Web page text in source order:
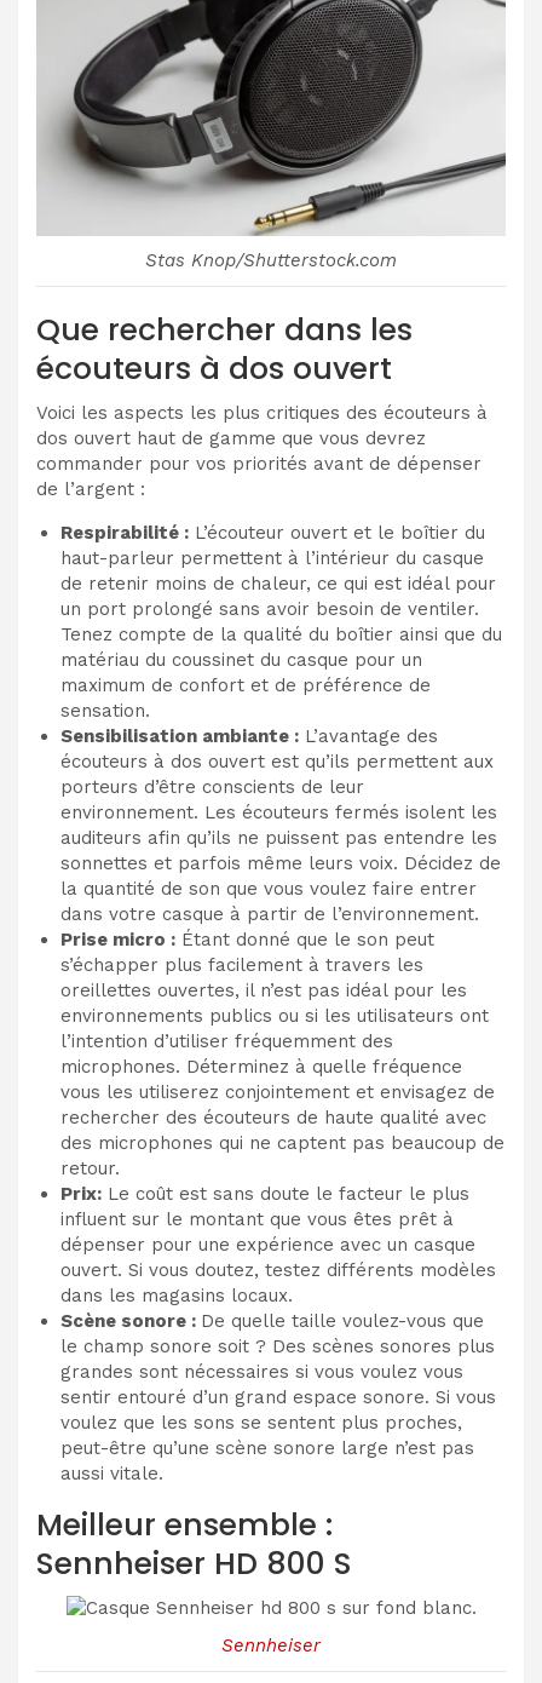
Stas Knop/Shutterstock.com
Que rechercher dans les
écouteurs à dos ouvert
Voici les aspects les plus critiques des écouteurs à
dos ouvert haut de gamme que vous devrez
commander pour vos priorités avant de dépenser
de l’argent :
Respirabilité : L’écouteur ouvert et le boîtier du
haut-parleur permettent à l’intérieur du casque
de retenir moins de chaleur, ce qui est idéal pour
un port prolongé sans avoir besoin de ventiler.
Tenez compte de la qualité du boîtier ainsi que du
matériau du coussinet du casque pour un
maximum de confort et de préférence de
sensation.
Sensibilisation ambiante : L’avantage des
écouteurs à dos ouvert est qu’ils permettent aux
porteurs d’être conscients de leur
environnement. Les écouteurs fermés isolent les
auditeurs afin qu’ils ne puissent pas entendre les
sonnettes et parfois même leurs voix. Décidez de
la quantité de son que vous voulez faire entrer
dans votre casque à partir de l’environnement.
Prise micro : Étant donné que le son peut
s’échapper plus facilement à travers les
oreillettes ouvertes, il n’est pas idéal pour les
environnements publics ou si les utilisateurs ont
l’intention d’utiliser fréquemment des
microphones. Déterminez à quelle fréquence
vous les utiliserez conjointement et envisagez de
rechercher des écouteurs de haute qualité avec
des microphones qui ne captent pas beaucoup de
retour.
Prix: Le coût est sans doute le facteur le plus
influent sur le montant que vous êtes prêt à
dépenser pour une expérience avec un casque
ouvert. Si vous doutez, testez différents modèles
dans les magasins locaux.
Scène sonore : De quelle taille voulez-vous que
le champ sonore soit ? Des scènes sonores plus
grandes sont nécessaires si vous voulez vous
sentir entouré d’un grand espace sonore. Si vous
voulez que les sons se sentent plus proches,
peut-être qu’une scène sonore large n’est pas
aussi vitale.
Meilleur ensemble :
Sennheiser HD 800 S
Sennheiser